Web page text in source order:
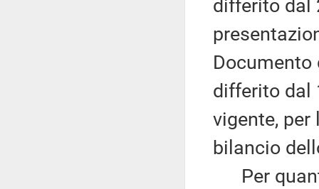
differito dal
Documento
differito dal
vigente, per
bilancio
Per